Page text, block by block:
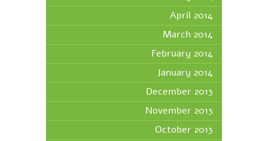
April 2014
March 2014
February 2014
January 2014
December 2013
November 2013
October 2013